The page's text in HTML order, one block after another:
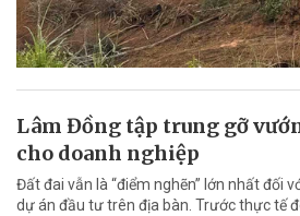
Lâm Đồng tập trung gỡ
cho doanh nghiệp
Đất đai vẫn là “điểm nghẽn” lớn nhất đối
dự án đầu tư trên địa bàn. Trước thực tế